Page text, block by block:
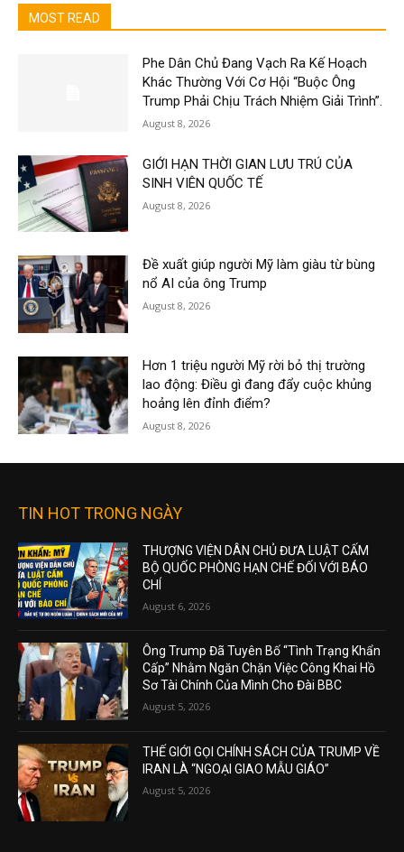
MOST READ
Phe Dân Chủ Đang Vạch Ra Kế Hoạch
Khác Thường Với Cơ Hội “Buộc Ông
Trump Phải Chịu Trách Nhiệm Giải Trình”.
August 8, 2026
GIỚI HẠN THỜI GIAN LƯU TRÚ CỦA
SINH VIÊN QUỐC TẾ
August 8, 2026
Đề xuất giúp người Mỹ làm giàu từ bùng
nổ AI của ông Trump
August 8, 2026
Hơn 1 triệu người Mỹ rời bỏ thị trường
lao động: Điều gì đang đẩy cuộc khủng
hoảng lên đỉnh điểm?
August 8, 2026
TIN HOT TRONG NGÀY
THƯỢNG VIỆN DÂN CHỦ ĐƯA LUẬT CẤM
BỘ QUỐC PHÒNG HẠN CHẾ ĐỐI VỚI BÁO
CHÍ
August 6, 2026
Ông Trump Đã Tuyên Bố “Tình Trạng Khẩn
Cấp” Nhằm Ngăn Chặn Việc Công Khai Hồ
Sơ Tài Chính Của Mình Cho Đài BBC
August 5, 2026
THẾ GIỚI GỌI CHÍNH SÁCH CỦA TRUMP VỀ
IRAN LÀ “NGOẠI GIAO MẪU GIÁO”
August 5, 2026